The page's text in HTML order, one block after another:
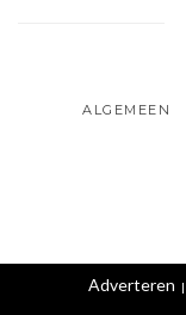
ALGEMEEN
Adverteren